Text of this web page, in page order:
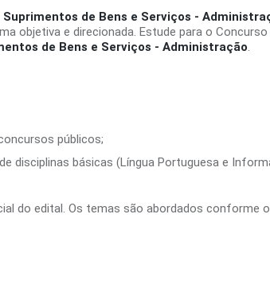
de Bens e Serviços -
objetiva e direcionada. Estude para o Concurso
de Bens e Serviços - Administração.
públicos;
disciplinas básicas (Língua Portuguesa e
do edital. Os temas são abordados conforme